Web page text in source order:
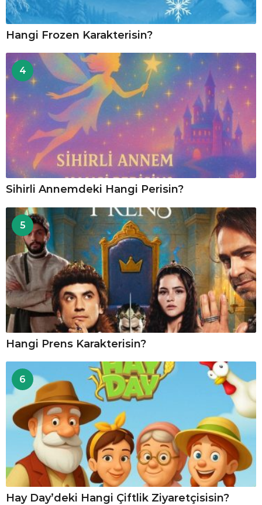
Hangi Frozen Karakterisin?
4
Sihirli Annemdeki Hangi Perisin?
5
Hangi Prens Karakterisin?
6
Hay Day’deki Hangi Çiftlik Ziyaretçisisin?